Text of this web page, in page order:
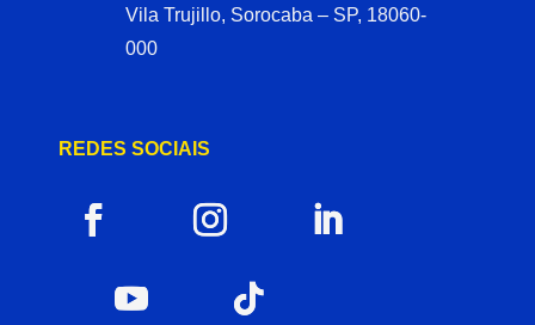
Vila Trujillo, Sorocaba – SP, 18060-
000
REDES SOCIAIS